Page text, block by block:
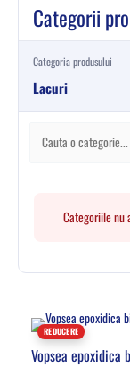
Categorii
Categoria produsului
Lacuri
Categoriile nu
REDUCERE
Vopsea epoxidica